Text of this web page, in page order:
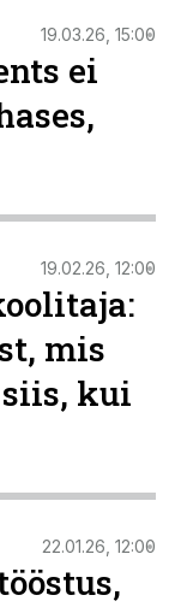
19.03.26, 15:00
ei
19.02.26, 12:00
mis
kui
22.01.26, 12:00